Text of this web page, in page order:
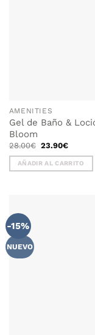
AMENITIES
Gel de Baño &
Bloom
28.00€ El
original
era:
28.00€.
23.90€El
actual
es:
23.90€.
AÑADIR AL CARRITO
-15%
NUEVO